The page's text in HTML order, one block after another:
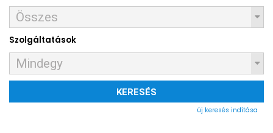
Szolgáltatások
KERESÉS
új keresés indítása